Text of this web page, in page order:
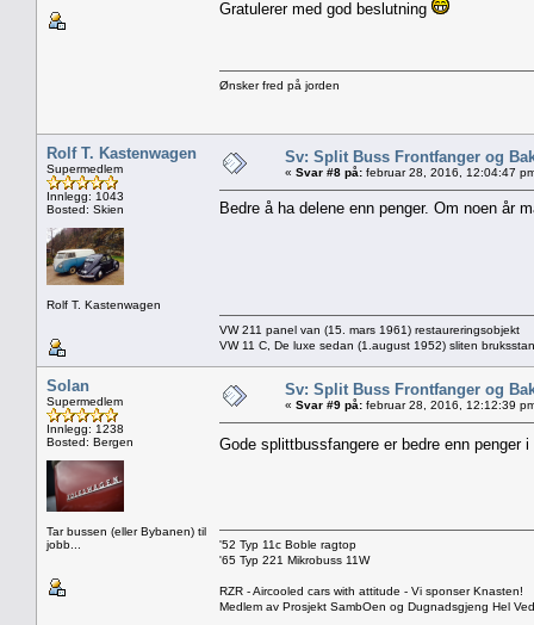
Gratulerer med god beslutning
Ønsker fred på jorden
Rolf T. Kastenwagen
Supermedlem
Innlegg: 1043
Bosted: Skien
Rolf T. Kastenwagen
Sv: Split Buss Frontfanger og
« Svar #8 på: februar 28, 2016, 12:04:47
Bedre å ha delene enn penger. Om noen år
VW 211 panel van (15. mars 1961) restaureringsobjekt
VW 11 C, De luxe sedan (1.august 1952) sliten
Solan
Supermedlem
Innlegg: 1238
Bosted: Bergen
Tar bussen (eller Bybanen) til
jobb...
Sv: Split Buss Frontfanger og
« Svar #9 på: februar 28, 2016, 12:12:39
Gode splittbussfangere er bedre enn penger
'52 Typ 11c Boble ragtop
'65 Typ 221 Mikrobuss 11W
RZR - Aircooled cars with attitude - Vi sponser Knasten!
Medlem av Prosjekt SambOen og Dugnadsgjeng Hel Ved